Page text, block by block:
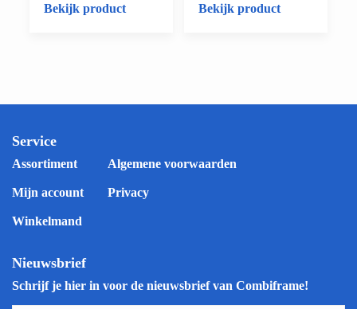
Bekijk product Bekijk product
Service
Assortiment
Mijn account
Winkelmand
Algemene voorwaarden
Privacy
Nieuwsbrief
Schrijf je hier in voor de nieuwsbrief van Combiframe!